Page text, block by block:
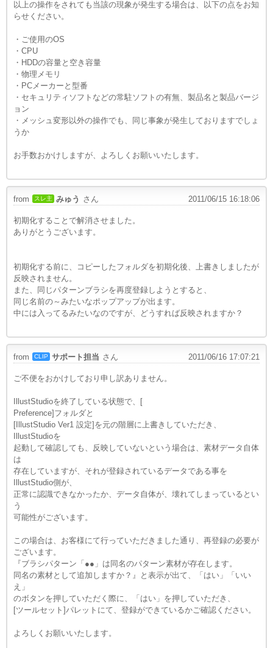
以上の操作をされても当該の現象が発生する場合は、以下の点をお知
らせください。
・ご使用のOS
・CPU
・HDDの容量と空き容量
・物理メモリ
・PCメーカーと型番
・セキュリティソフトなどの常駐ソフトの有無、製品名と製品バージ
ョン
・メッシュ変形以外の操作でも、同じ事象が発生しておりますでしょ
うか
お手数おかけしますが、よろしくお願いいたします。
from スレ主 みゅう さん 2011/06/15 16:18:06
初期化することで解消させました。
ありがとうございます。
初期化する前に、コピーしたフォルダを初期化後、上書きしましたが
反映されません。
また、同じパターンブラシを再度登録しようとすると、
同じ名前の～みたいなポップアップが出ます。
中には入ってるみたいなのですが、どうすれば反映されますか？
from CLIP サポート担当 さん 2011/06/16 17:07:21
ご不便をおかけしており申し訳ありません。
IllustStudioを終了している状態で、[
Preference]フォルダと
[IllustStudio Ver1 設定]を元の階層に上書きしていただき、
IllustStudioを
起動して確認しても、反映していないという場合は、 素材データ自体
は
存在していますが、 それが登録されているデータである事を
IllustStudio側が、
正常に認識できなかったか、データ自体が、 壊れてしまっているとい
う
可能性がございます。
この場合は、お客様にて行っていただきました通り、 再登録の必要が
ございます。
『ブラシパターン「●●」は同名のパターン素材が存在します。
同名の素材として追加しますか？』と表示が出て、「はい」「 いい
え」
のボタンを押していただく際に、「はい」を押していただき、
[ツールセット]パレットにて、 登録ができているかご確認ください。
よろしくお願いいたします。